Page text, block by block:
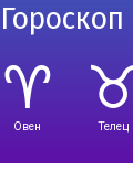
Овен Телец